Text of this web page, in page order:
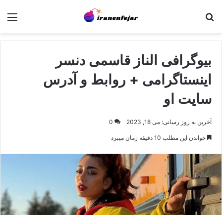
بیوگرافی الناز قاسمی دنسر
اینستاگرامی + روابط و آدرس
سایت او
آخرین به روز رسانی: می 18, 2023 0
خواندن این مطلب 10 دقیقه زمان میبرد